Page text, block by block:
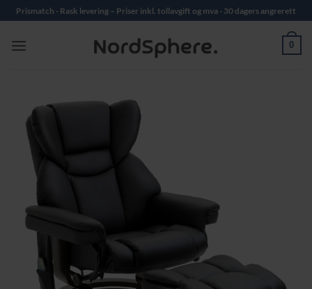
Skip
to
content
Prismatch - Rask levering – Priser inkl. tollavgift og mva - 30 dagers angrerett
0